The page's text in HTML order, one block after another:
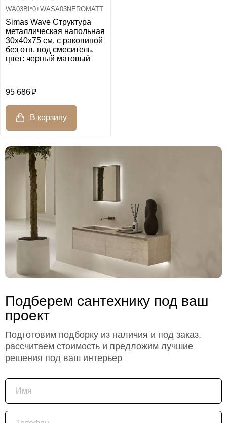
WA03BI*0+WASA03NEROMATT
Simas Wave Структура
металлическая напольная
30х40х75 см, с раковиной
без отв. под смеситель,
цвет: черный матовый
95 686
Подберем сантехнику под ваш
проект
Подготовим подборку из наличия и под заказ,
рассчитаем стоимость и предложим лучшие
решения под ваш интерьер
Имя
Телефон